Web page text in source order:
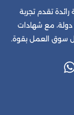
تقدم تجربة
تدريبية متكاملة للمشتركين في أكثر من 80 دولة، مع شهادات
سوق العمل بقوة.